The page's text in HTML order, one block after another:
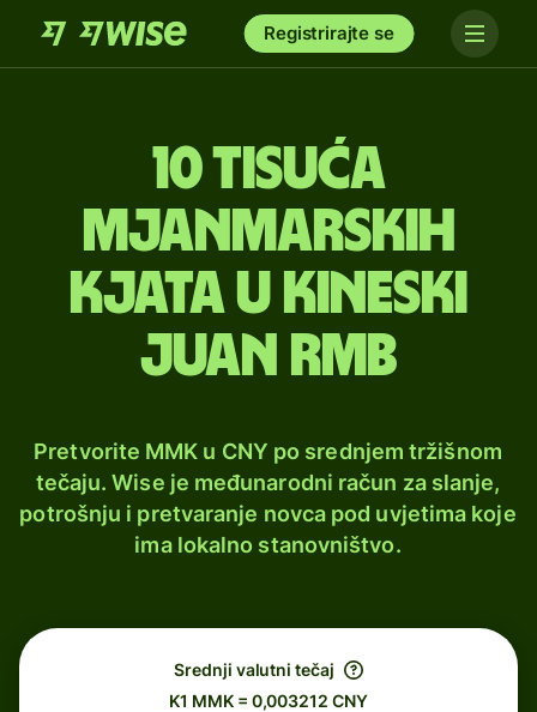
Registrirajte se
10 tisuća
mjanmarskih
kjata u kineski
juan rmb
Pretvorite MMK u CNY po srednjem tržišnom
tečaju. Wise je međunarodni račun za slanje,
potrošnju i pretvaranje novca pod uvjetima koje
ima lokalno stanovništvo.
Srednji valutni tečaj
K1 MMK = 0,003212 CNY